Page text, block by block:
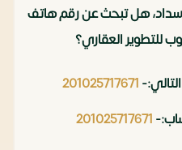
سداد، هل تبحث عن رقم هاتف
للتطوير العقاري؟
201025717671
201025717671